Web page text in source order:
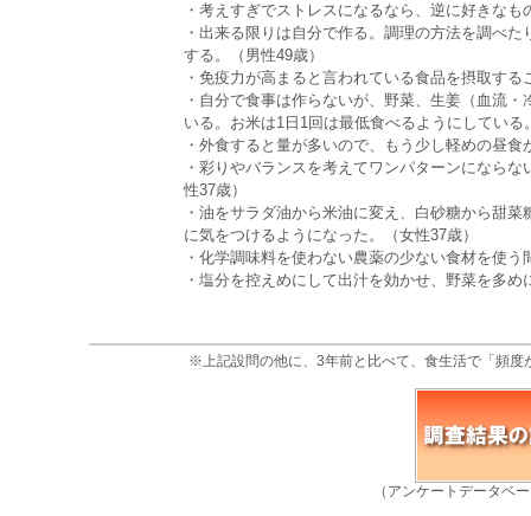
・考えすぎでストレスになるなら、逆に好きな
・出来る限りは自分で作る。調理の方法を調べ
する。（男性49歳）
・免疫力が高まると言われている食品を摂取する
・自分で食事は作らないが、野菜、生姜（血流
いる。お米は1日1回は最低食べるようにしている
・外食すると量が多いので、もう少し軽めの昼
・彩りやバランスを考えてワンパターンになら
性37歳）
・油をサラダ油から米油に変え、白砂糖から甜
に気をつけるようになった。（女性37歳）
・化学調味料を使わない農薬の少ない食材を使
・塩分を控えめにして出汁を効かせ、野菜を多
※上記設問の他に、3年前と比べて、食生活で「頻
（アンケートデータベ